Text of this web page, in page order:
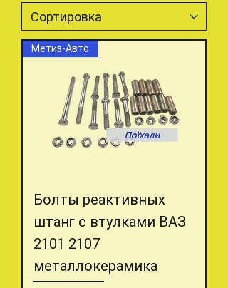
Метиз-Авто
Болты реактивных
штанг с втулками ВАЗ
2101 2107
металлокерамика